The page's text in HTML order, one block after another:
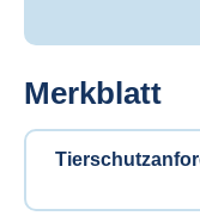
Merkblatt